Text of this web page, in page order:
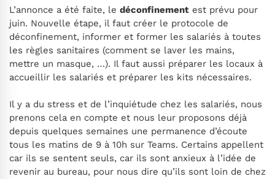
L’annonce a été faite, le déconfinement est prévu pour
juin. Nouvelle étape, il faut créer le protocole de
déconfinement, informer et former les salariés à toutes
les règles sanitaires (comment se laver les mains,
mettre un masque, …). Il faut aussi préparer les locaux à
accueillir les salariés et préparer les kits nécessaires.
Il y a du stress et de l’inquiétude chez les salariés, nous
prenons cela en compte et nous leur proposons déjà
depuis quelques semaines une permanence d’écoute
tous les matins de 9 à 10h sur Teams. Certains appellent
car ils se sentent seuls, car ils sont anxieux à l’idée de
revenir au bureau, pour nous dire qu’ils sont loin de chez